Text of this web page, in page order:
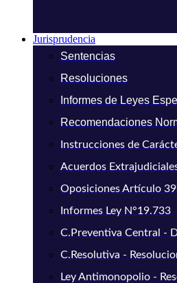
Jurisprudencia
Sentencias
Resoluciones
Informes de Leyes
Recomendaciones
Instrucciones de
Acuerdos
Oposiciones Artículo
Informes Ley N°19.733
C.Preventiva Central -
C.Resolutiva -
Ley Antimonopolio -